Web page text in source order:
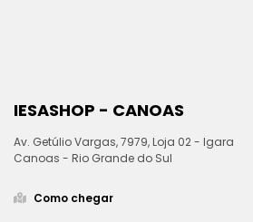
IESASHOP - CANOAS
Av. Getúlio Vargas, 7979, Loja 02 - Igara
Canoas - Rio Grande do Sul
Como chegar